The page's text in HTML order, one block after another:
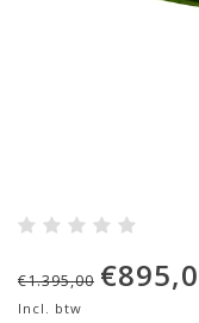
€1.395,00
Incl. btw